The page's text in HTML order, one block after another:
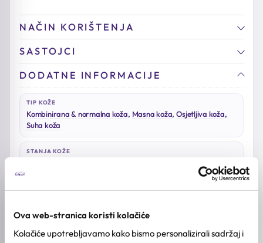
Ova web-stranica koristi kolačiće
Kolačiće upotrebljavamo kako bismo personalizirali sadržaj i
NAČIN KORIŠTENJA
SASTOJCI
DODATNE INFORMACIJE
TIP KOŽE
Kombinirana & normalna koža, Masna koža,Osjetljiva koža,
Suha koža
STANJA KOŽE
Innisfree